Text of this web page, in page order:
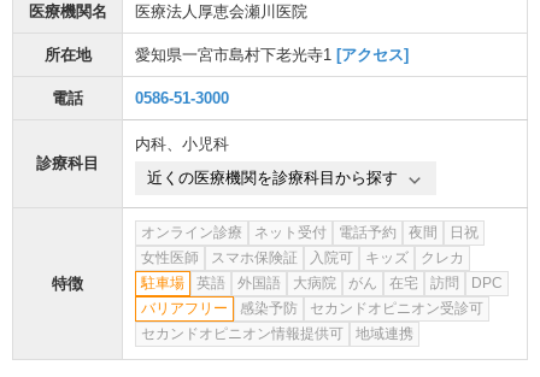
医療機関名 医療法人厚恵会瀬川医院
所在地 愛知県一宮市島村下老光寺1 [アクセス]
電話 0586-51-3000
診療科目
内科、 小児科
近くの医療機関を診療科目から探す
特徴
オンライン診療 ネット受付 電話予約 夜間
日祝
女性医師
スマホ保険証 入院可 キッズ
クレカ
駐車場
英語 外国語 大病院 がん 在宅 訪問
DPC
バリアフリー
感染予防
セカンドオピニオン受診可
セカンドオピニオン情報提供可
地域連携